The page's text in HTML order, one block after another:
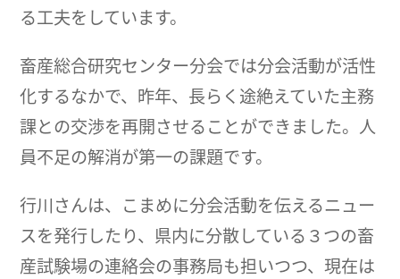
る工夫をしています。
畜産総合研究センター分会では分会活動が活性
化するなかで、昨年、長らく途絶えていた主務
課との交渉を再開させることができました。人
員不足の解消が第一の課題です。
行川さんは、こまめに分会活動を伝えるニュー
スを発行したり、県内に分散している３つの畜
産試験場の連絡会の事務局も担いつつ、現在は